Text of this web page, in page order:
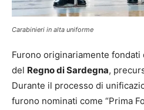
Carabinieri in alta uniforme
Furono originariamente
del Regno di Sardegna,
Durante il processo di
furono nominati come “Prima